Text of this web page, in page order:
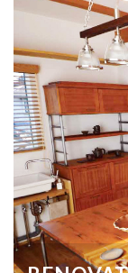
当社は、個
セキュリテ
ご本人の
お客さまがご
をご希望され
上、対応させ